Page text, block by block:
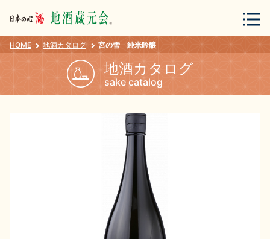
会員登録 ログイン
地酒カタログ
HOME 地酒カタログ 宮の雪 純米吟醸
地酒カタログ
sake catalog